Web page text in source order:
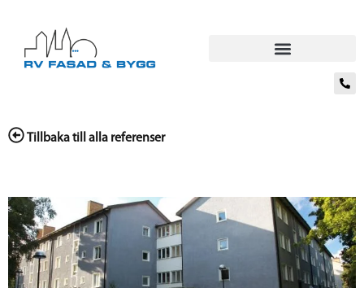
Tillbaka till alla referenser